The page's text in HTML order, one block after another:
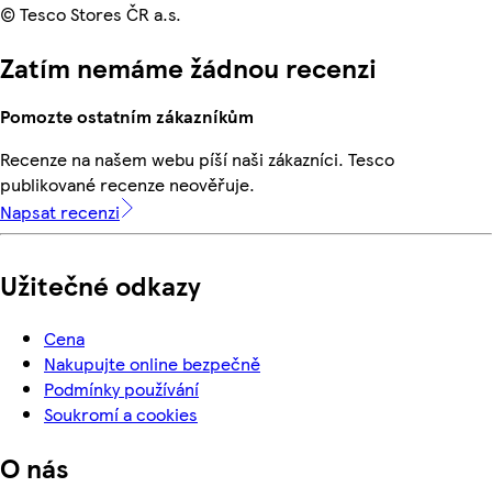
© Tesco Stores ČR a.s.
Zatím nemáme žádnou recenzi
Pomozte ostatním zákazníkům
Recenze na našem webu píší naši zákazníci. Tesco
publikované recenze neověřuje.
Napsat recenzi
Užitečné odkazy
Cena
Nakupujte online bezpečně
Podmínky používání
Soukromí a cookies
O nás